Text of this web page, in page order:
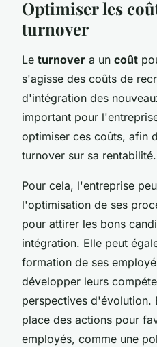
Optimiser les
turnover
Le turnover a un coût
s'agisse des coûts de
d'intégration des
important pour
optimiser ces coûts, afin
turnover sur sa rentabilité.
Pour cela, l'entreprise
l'optimisation de ses
pour attirer les bons
intégration. Elle peut
formation de ses
développer leurs
perspectives d'évolution.
place des actions pour
employés, comme une